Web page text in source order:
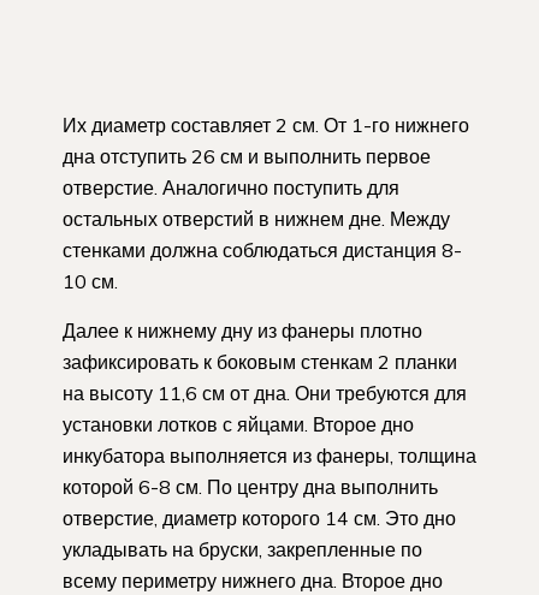
Их диаметр составляет 2 см. От 1-го нижнего
дна отступить 26 см и выполнить первое
отверстие. Аналогично поступить для
остальных отверстий в нижнем дне. Между
стенками должна соблюдаться дистанция 8-
10 см.
Далее к нижнему дну из фанеры плотно
зафиксировать к боковым стенкам 2 планки
на высоту 11,6 см от дна. Они требуются для
установки лотков с яйцами. Второе дно
инкубатора выполняется из фанеры, толщина
которой 6-8 см. По центру дна выполнить
отверстие, диаметр которого 14 см. Это дно
укладывать на бруски, закрепленные по
всему периметру нижнего дна. Второе дно